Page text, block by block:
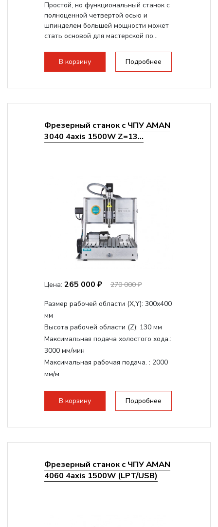
Простой, но функциональный станок с
полноценной четвертой осью и
шпинделем большей мощности может
стать основой для мастерской по...
В корзину Подробнее
Фрезерный станок с ЧПУ AMAN
3040 4axis 1500W Z=13...
Цена: 265 000 ₽ 270 000 ₽
Размер рабочей области (Х,Y): 300x400
мм
Высота рабочей области (Z): 130 мм
Максимальная подача холостого хода.:
3000 мм/мин
Максимальная рабочая подача. : 2000
мм/м
стандартно:Т-слот
Цанговый патрон:ER11
В корзину Подробнее
Фрезерный станок с ЧПУ AMAN
4060 4axis 1500W (LPT/USB)